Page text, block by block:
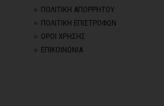
ΠΟΛΙΤΙΚΗ ΑΠΟΡΡΗΤΟΥ
ΠΟΛΙΤΙΚΗ ΕΠΙΣΤΡΟΦΩΝ
ΟΡΟΙ ΧΡΗΣΗΣ
ΕΠΙΚΟΙΝΩΝΙΑ